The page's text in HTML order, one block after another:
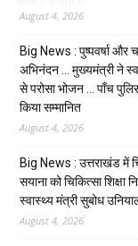
August 4, 2026
Big News : पुष्पवर्षा और
अभिनंदन … मुख्यमंत्री ने
से परोसा भोजन … पाँच
किया सम्मानित
August 4, 2026
Big News : उत्तराखंड में
सयाना को चिकित्सा शिक्षा
स्वास्थ्य मंत्री सुबोध
August 4, 2026